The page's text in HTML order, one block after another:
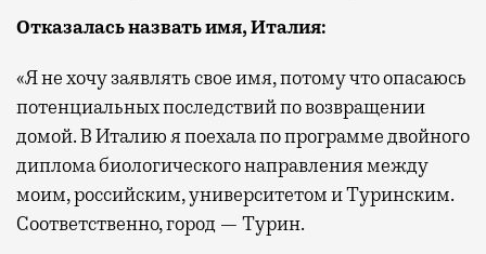
Отказалась назвать имя,Италия:
«Я не хочу заявлять свое имя, потому что опасаюсь
потенциальных последствий по возвращении
домой. В Италию я поехала по программе двойного
диплома биологического направления между
моим, российским, университетом и Туринским.
Соответственно, город — Турин.